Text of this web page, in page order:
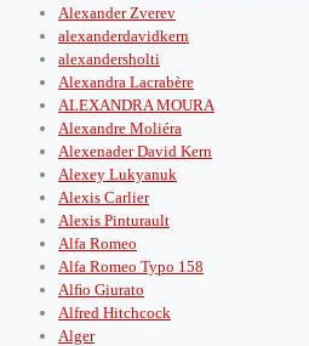
Alexander Zverev
alexanderdavidkern
alexandersholti
Alexandra Lacrabère
ALEXANDRA MOURA
Alexandre Moliéra
Alexenader David Kern
Alexey Lukyanuk
Alexis Carlier
Alexis Pinturault
Alfa Romeo
Alfa Romeo Typo 158
Alﬁo Giurato
Alfred Hitchcock
Alger